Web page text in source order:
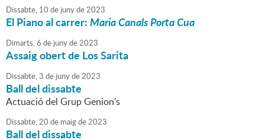
Dissabte, 10 de junyde2023
El Piano al carrer:Maria Canals Porta Cua
Dimarts,6 de junyde2023
Assaig obert de Los Sarita
Dissabte,3 de junyde2023
Ball del dissabte
Actuació del Grup Genion's
Dissabte,20 de maigde2023
Ball del dissabte